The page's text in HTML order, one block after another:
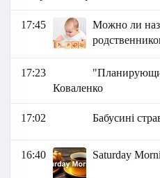
17:45
Можно ли
17:23
Коваленко
17:02 Бабусині
16:40 Saturday